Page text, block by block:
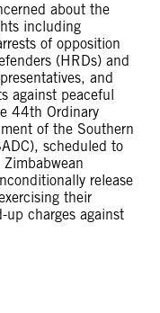
about the
including
of opposition
(HRDs) and
and
against peaceful
44th Ordinary
of the Southern
scheduled to
release
their
charges against